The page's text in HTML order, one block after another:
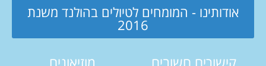
אודותינו - המומחים לטיולים בהולנד משנת
2016